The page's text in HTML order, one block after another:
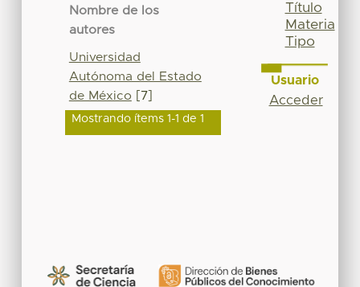
Nombre de los
autores
Universidad
Autónoma del Estado
de México [7]
Mostrando ítems 1-1 de 1
Título
Materia
Tipo
Usuario
Acceder